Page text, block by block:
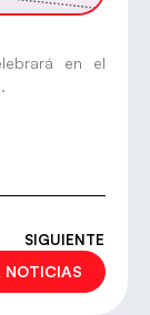
en el
SIGUIENTE
NOTICIAS